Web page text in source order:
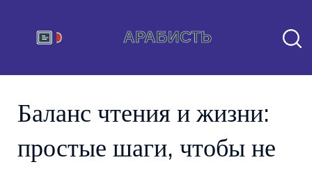
Баланс чтения и жизни:
простые шаги, чтобы не